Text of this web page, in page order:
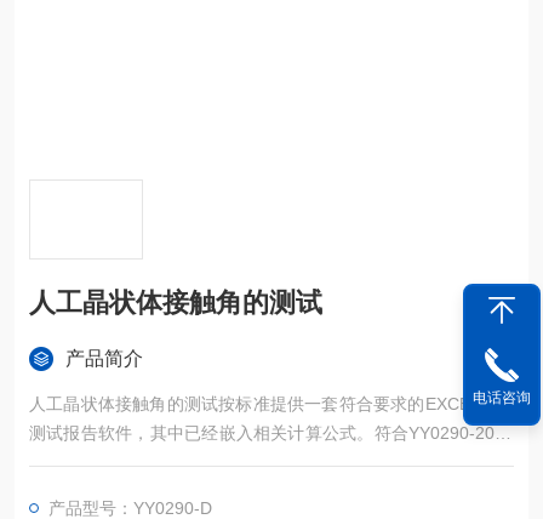
人工晶状体接触角的测试
产品简介
人工晶状体接触角的测试按标准提供一套符合要求的EXCEL格式
测试报告软件，其中已经嵌入相关计算公式。符合YY0290-2008
附录D相关标准设计完成。
产品型号：YY0290-D
电话咨询